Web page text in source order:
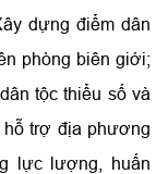
dựng điểm dân
phòng biên giới;
tộc thiểu số và
trợ địa phương
lực lượng, huấn